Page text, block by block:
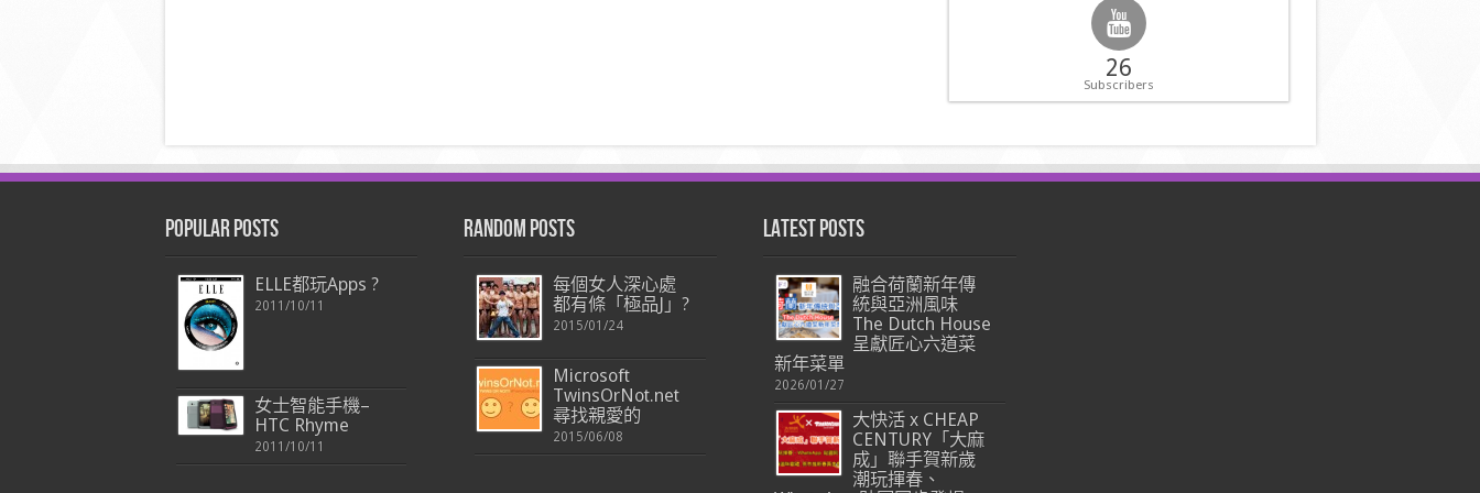
26
Subscribers
Popular Posts
ELLE都玩Apps ?
2011/10/11
女士智能手機–
HTC Rhyme
2011/10/11
Random Posts
每個女人深心處
都有條「極品J」?
2015/01/24
Microsoft
TwinsOrNot.net
尋找親愛的
2015/06/08
Latest Posts
融合荷蘭新年傳
統與亞洲風味
The Dutch House
呈獻匠心六道菜
新年菜單
2026/01/27
大快活 x CHEAP
CENTURY「大麻
成」聯手賀新歲
潮玩揮春、